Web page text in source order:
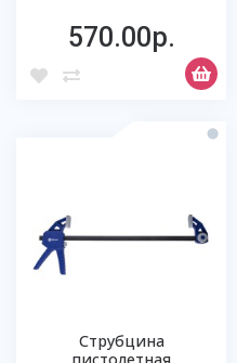
570.00р.
Струбцина